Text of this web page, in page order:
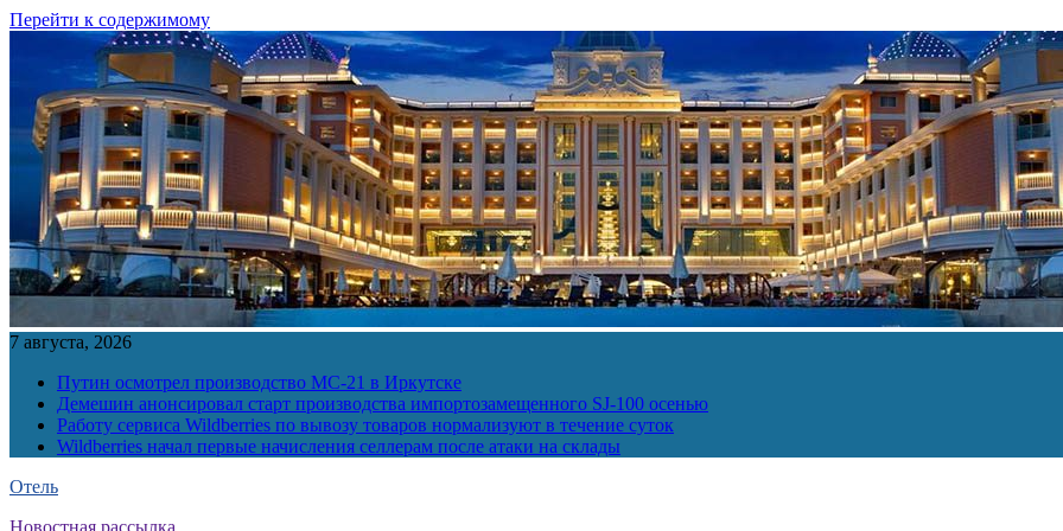
Перейти к содержимому
7 августа, 2026
Путин осмотрел производство МС-21 в Иркутске
Демешин анонсировал старт производства импортозамещенного SJ-100 осенью
Работу сервиса Wildberries по вывозу товаров нормализуют в течение суток
Wildberries начал первые начисления селлерам после атаки на склады
Отель
Новостная рассылка